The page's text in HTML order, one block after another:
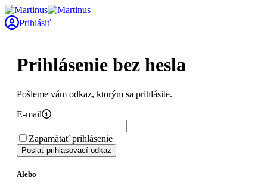
Prihlásiť
Prihlásenie bez hesla
Pošleme vám odkaz, ktorým sa prihlásite.
E-mail
Zapamätať prihlásenie
Poslať prihlasovací odkaz
Alebo